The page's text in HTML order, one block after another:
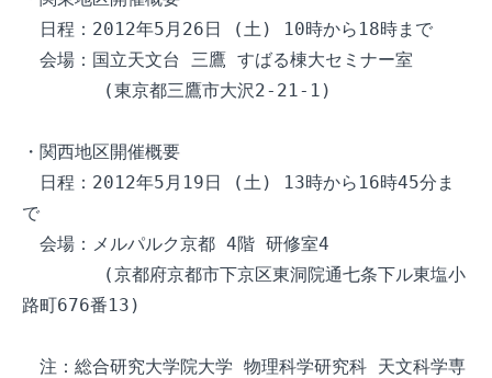
日程：2012年5月26日 (土) 10時から18時まで
会場：国立天文台 三鷹 すばる棟大セミナー室
(東京都三鷹市大沢2-21-1)
・関西地区開催概要
日程：2012年5月19日 (土) 13時から16時45分ま
で
会場：メルパルク京都 4階 研修室4
(京都府京都市下京区東洞院通七条下ル東塩小
路町676番13)
注：総合研究大学院大学 物理科学研究科 天文科学専